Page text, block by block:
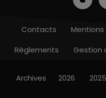
13h00 -
Contacts Mentions
Règlements
Gestion
Archives 2026 2025